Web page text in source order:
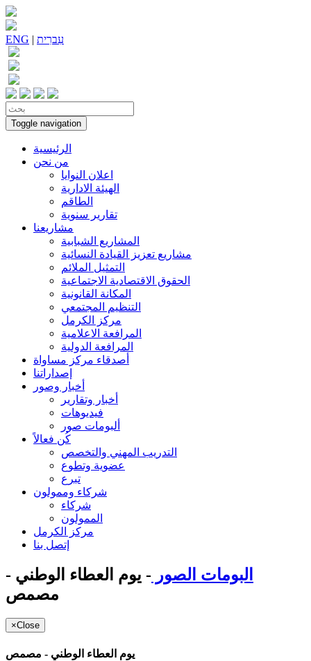
ENG | עִברִית
Toggle navigation
الرئيسية
من نحن
اعلان النوايا
الهيئة الادارية
الطاقم
تقارير سنوية
مشاريعنا
المشاريع الشبابية
مشاريع تعزيز القيادة النسائية
التمثيل الملائم
الحقوق الاقتصادية الاجتماعية
المكانة القانونية
التنظيم المجتمعي
مركز الكرمل
المرافعة الاعلامية
المرافعة الدولية
أصدقاء مركز مساواة
إصداراتنا
أخبار وصور
أخبار وتقارير
فيديوهات
ألبومات صور
كُن فعالاً
التدريب المهني والتخصص
عضوية وتطوع
تبرع
شركاء وممولون
شركاء
الممولون
مركز الكرمل
إتصل بنا
البومات الصور - يوم العطاء الوطني -
مصمص
×Close
يوم العطاء الوطني - مصمص